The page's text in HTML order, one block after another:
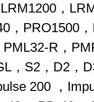
，
，PRO1500
R，
，S2，D2，
200 ，